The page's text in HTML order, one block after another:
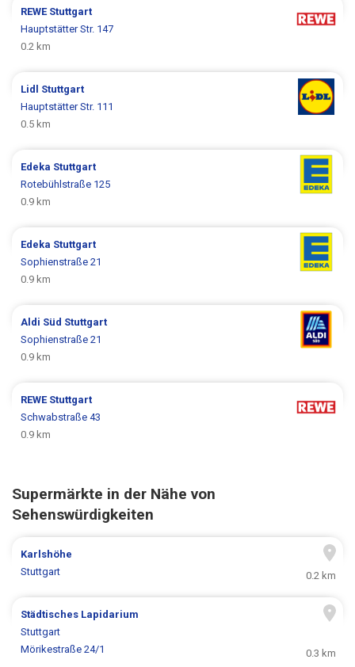
REWE Stuttgart
Hauptstätter Str. 147
0.2 km
Lidl Stuttgart
Hauptstätter Str. 111
0.5 km
Edeka Stuttgart
Rotebühlstraße 125
0.9 km
Edeka Stuttgart
Sophienstraße 21
0.9 km
Aldi Süd Stuttgart
Sophienstraße 21
0.9 km
REWE Stuttgart
Schwabstraße 43
0.9 km
Supermärkte in der Nähe von
Sehenswürdigkeiten
Karlshöhe
Stuttgart
0.2 km
Städtisches Lapidarium
Stuttgart
Mörikestraße 24/1
0.3 km